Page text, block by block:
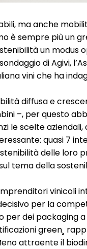
ma anche
è sempre più un
un modus
di Agivi,
vini che ha
diffusa e
–, per questo
le scelte aziendali,
quasi 7
delle loro
tema della
vinicoli
per la
per dei packaging
green¸
attraente il